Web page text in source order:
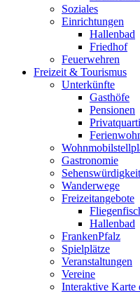
Soziales
Einrichtungen
Hallenbad
Friedhof
Feuerwehren
Freizeit & Tourismus
Unterkünfte
Gasthöfe
Pensionen
Gastronomie
Wanderwege
Freizeitangebote
Hallenbad
FrankenPfalz
Spielplätze
Veranstaltungen
Vereine
Interaktive Karte